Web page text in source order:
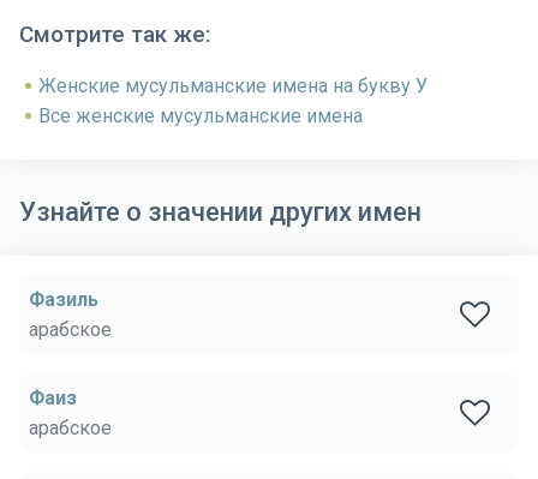
Смотрите так же:
Женские мусульманские имена на букву У
Все женские мусульманские имена
Узнайте о значении других имен
Фазиль
арабское
Фаиз
арабское